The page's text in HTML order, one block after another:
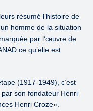
résumé l’histoire de
homme de la situation
par l’œuvre de
ce qu’elle est
(1917-1949), c’est
son fondateur Henri
Henri Croze».